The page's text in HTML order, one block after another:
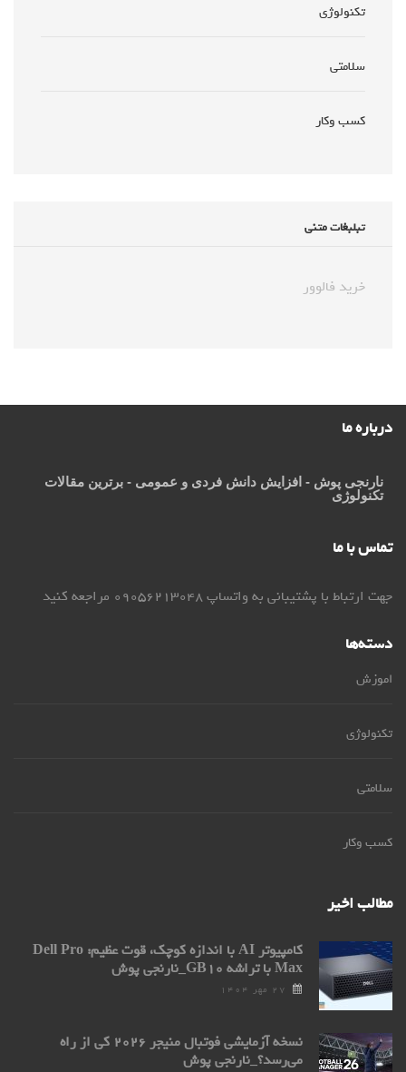
تکنولوژی
سلامتی
کسب وکار
تبلبغات متنی
خرید فالوور
درباره ما
نارنجی پوش - افزایش دانش فردی و عمومی - برترین مقالات
تکنولوژی
تماس با ما
جهت ارتباط با پشتیبانی به واتساپ 09056213048 مراجعه کنید
دسته‌ها
اموزش
تکنولوژی
سلامتی
کسب وکار
مطالب اخیر
کامپیوتر AI با اندازه کوچک، قوت عظیم: Dell Pro
Max با تراشه GB۱۰_نارنجی پوش
۲۷ مهر ۱۴۰۴
نسخه آزمایشی فوتبال منیجر ۲۰۲۶ کی از راه
می‌رسد؟_نارنجی پوش